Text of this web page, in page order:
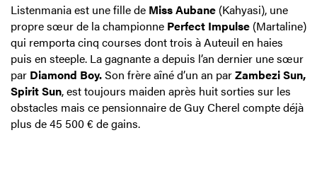
Listenmania est une fille de Miss Aubane (Kahyasi), une
propre sœur de la championne Perfect Impulse (Martaline)
qui remporta cinq courses dont trois à Auteuil en haies
puis en steeple. La gagnante a depuis l’an dernier une sœur
par Diamond Boy.Son frère aîné d’un an parZambezi Sun,
Spirit Sun, est toujours maiden après huit sorties sur les
obstacles mais ce pensionnaire de Guy Cherel compte déjà
plus de 45 500 € de gains.